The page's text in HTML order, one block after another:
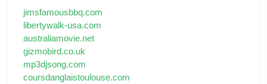
jimsfamousbbq.com
libertywalk-usa.com
australiamovie.net
gizmobird.co.uk
mp3djsong.com
coursdanglaistoulouse.com